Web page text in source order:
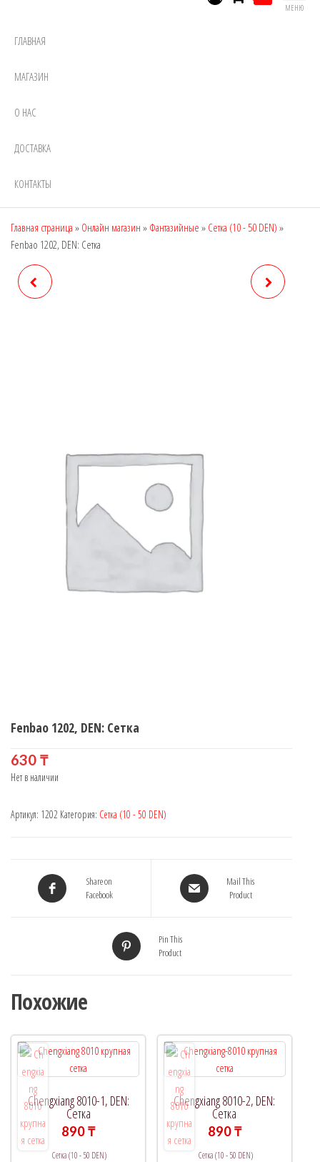
МЕНЮ
ГЛАВНАЯ
МАГАЗИН
О НАС
ДОСТАВКА
КОНТАКТЫ
Главная страница » Онлайн магазин » Фантазийные » Сетка (10 - 50 DEN) »
Fenbao 1202, DEN: Сетка
FENBAO 1204, DEN: СЕТКА
Fenbao 1202, DEN: Сетка
630 ₸
Нет в наличии
Артикул: 1202 Категория: Сетка (10 - 50 DEN)
Share on
Facebook
Mail This
Product
Pin This
Product
Похожие
Chengxiang 8010-1, DEN:
Сетка
890₸
Сетка (10 - 50 DEN)
Chengxiang 8010-2, DEN:
Сетка
890₸
Сетка (10 - 50 DEN)